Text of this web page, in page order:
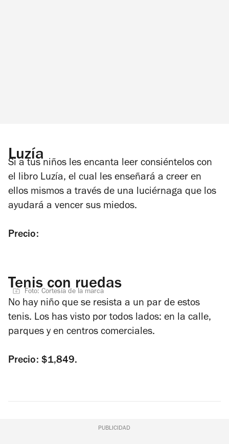
Luzía
Si a tus niños les encanta leer consiéntelos con
el libro Luzía, el cual les enseñará a creer en
ellos mismos a través de una luciérnaga que los
ayudará a vencer sus miedos.
Precio:
Tenis con ruedas
Foto: Cortesía de la marca
No hay niño que se resista a un par de estos
tenis. Los has visto por todos lados: en la calle,
parques y en centros comerciales.
Precio: $1,849.
PUBLICIDAD